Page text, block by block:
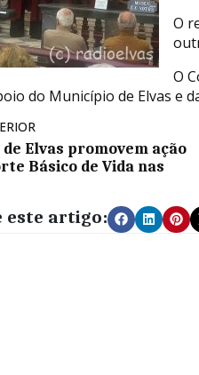
O
O
do Município de Elvas e
Elvas promovem ação
Básico de Vida nas
este artigo: